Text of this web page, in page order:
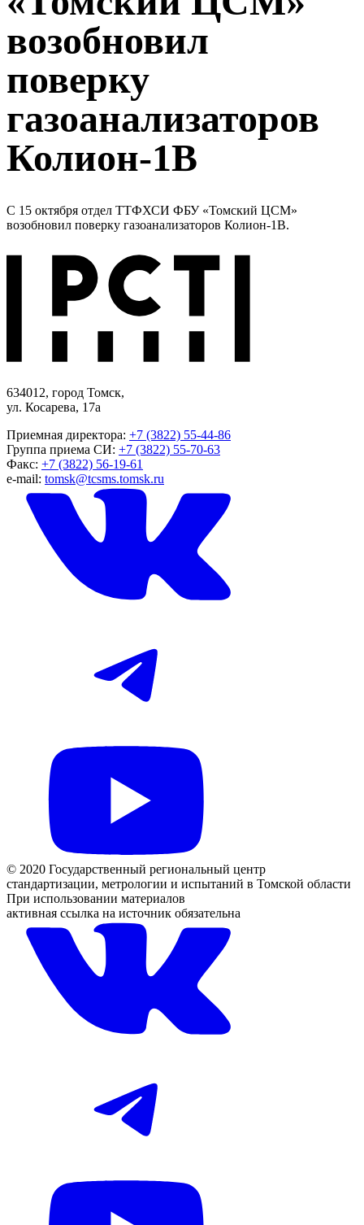
возобновил
поверку
газоанализаторов
Колион-1В
С 15 октября отдел ТТФХСИ ФБУ «Томский ЦСМ»
возобновил поверку газоанализаторов Колион-1В.
634012, город Томск,
ул. Косарева, 17а
Приемная директора: +7 (3822) 55-44-86
Группа приема СИ: +7 (3822) 55-70-63
Факс: +7 (3822) 56-19-61
e-mail: tomsk@tcsms.tomsk.ru
© 2020 Государственный региональный центр
стандартизации, метрологии и испытаний в Томской области
При использовании материалов
активная ссылка на источник обязательна